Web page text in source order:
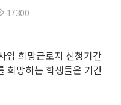
17300
업 희망근로지 신청기간
희망하는 학생들은 기간